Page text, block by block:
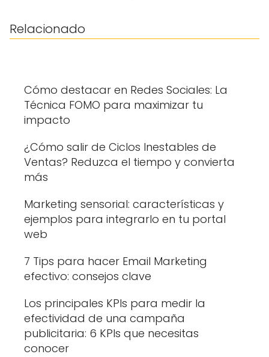
Relacionado
Cómo destacar en Redes Sociales: La
Técnica FOMO para maximizar tu
impacto
¿Cómo salir de Ciclos Inestables de
Ventas? Reduzca el tiempo y convierta
más
Marketing sensorial: características y
ejemplos para integrarlo en tu portal
web
7 Tips para hacer Email Marketing
efectivo: consejos clave
Los principales KPIs para medir la
efectividad de una campaña
publicitaria: 6 KPIs que necesitas
conocer